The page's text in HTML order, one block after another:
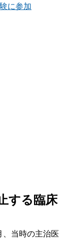
に参加
する臨床
当時の主治医